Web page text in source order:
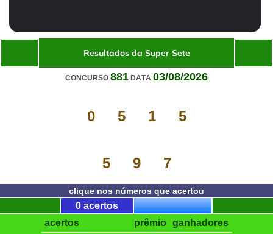
Resultados da Super Sete
CONCURSO 881 DATA 03/08/2026
0 5 1 5
5 9 7
clique nos números que acertou
0 acertos
acertos
prêmio ganhadores